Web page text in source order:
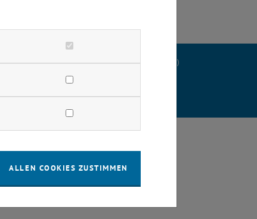
DATENSCHUTZERKLÄRUNG (PDF)
ALLEN COOKIES ZUSTIMMEN